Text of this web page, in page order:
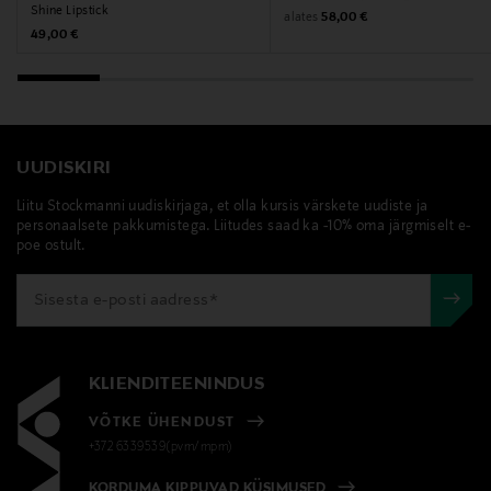
Märksõnad
Shine Lipstick
Original Price
49,00 €
alates Original Price
58,00 €
UUDISKIRI
Liitu Stockmanni uudiskirjaga, et olla kursis värskete uudiste ja
personaalsete pakkumistega. Liitudes saad ka -10% oma järgmiselt e-
poe ostult.
KLIENDITEENINDUS
VÕTKE ÜHENDUST
+372 6339539(pvm/mpm)